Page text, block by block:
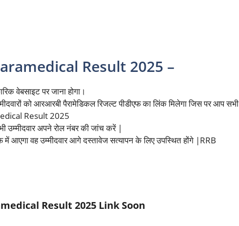
Result 2025 –
वेबसाइट पर जाना होगा।
को आरआरबी पैरामेडिकल रिजल्ट पीडीएफ का लिंक मिलेगा जिस पर आप सभी
Result 2025
उम्मीदवार अपने रोल नंबर की जांच करें |
में आएगा वह उम्मीदवार आगे दस्तावेज सत्यापन के लिए उपस्थित होंगे |RRB
Result 2025 Link Soon